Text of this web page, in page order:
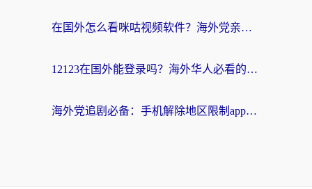
在国外怎么看咪咕视频软件？海外党亲测有效的回国加速方案
12123在国外能登录吗？海外华人必看的回国加速实用指南
海外党追剧必备：手机解除地区限制app怎么选？解决央视视频&国内剧地区限制全指南